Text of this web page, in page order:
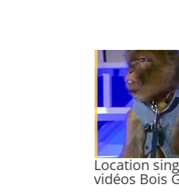
Location
vidéos Bois